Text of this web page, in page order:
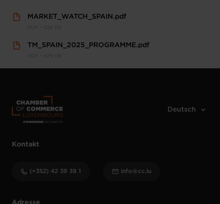
MARKET_WATCH_SPAIN.pdf
TM_SPAIN_2025_PROGRAMME.pdf
Adresse
Kontakt
(+352) 42 39 39 1 info@cc.lu